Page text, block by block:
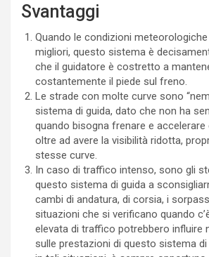
Svantaggi
Quando le condizioni
migliori, questo sistema è
che il guidatore è costretto a
costantemente il piede sul freno.
Le strade con molte curve sono
sistema di guida, dato che non ha
quando bisogna frenare e
oltre ad avere la visibilità ridotta,
stesse curve.
In caso di traffico intenso, sono gli
questo sistema di guida a
cambi di andatura, di corsia, i
situazioni che si verificano quando
elevata di traffico potrebbero influire
sulle prestazioni di questo sistema